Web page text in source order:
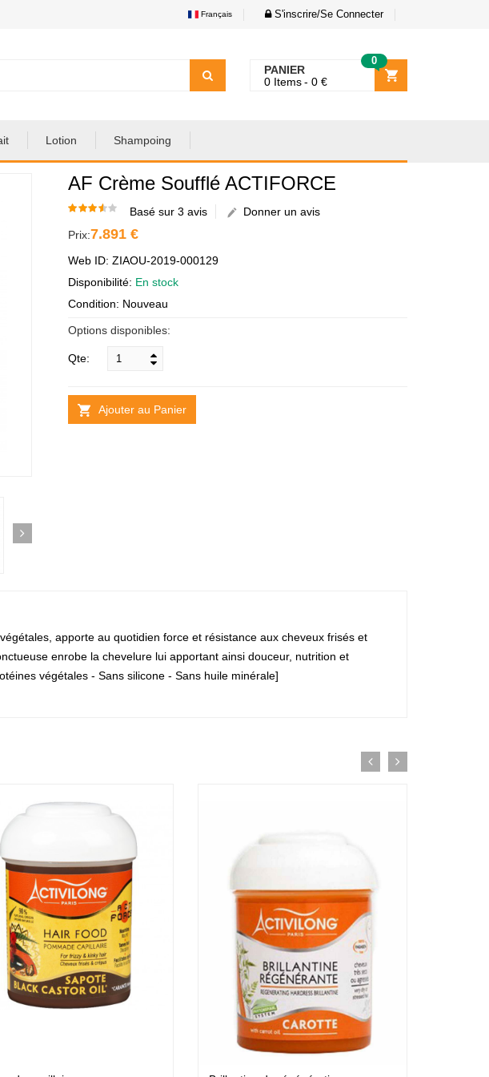
Français S'inscrire/Se Connecter
PANIER
0
0 Items 0 €
Lotion Shampoing
AF Crème Soufflé ACTIFORCE
Basé sur 3 avis
Donner un avis
Prix:7.891 €
Web ID: ZIAOU-2019-000129
Disponibilité: En stock
Condition: Nouveau
Options disponibles:
Qte:
Ajouter au Panier
apporte au quotidien force et résistance aux cheveux frisés et
enrobe la chevelure lui apportant ainsi douceur, nutrition et
végétales - Sans silicone - Sans huile minérale]
Pommade
nourrissante
6.37 €
Crème capillaire
purifiante
6.37 €